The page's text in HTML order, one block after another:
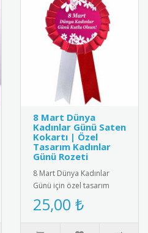
8 Mart Dünya
Kadınlar Günü Saten
Kokartı | Özel
Tasarım Kadınlar
Günü Rozeti
8 Mart Dünya Kadınlar
Günü için özel tasarım
saten kokart.Yüksek kaliteli
kadife dokulu saten
kumaşt..
25,00 ₺